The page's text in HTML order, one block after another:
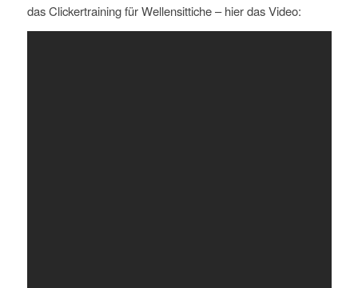
das Clickertraining für Wellensittiche – hier das Video: